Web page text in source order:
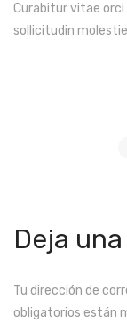
Curabitur vitae orci
sollicitudin
Deja
Tu dirección de
obligatorios están